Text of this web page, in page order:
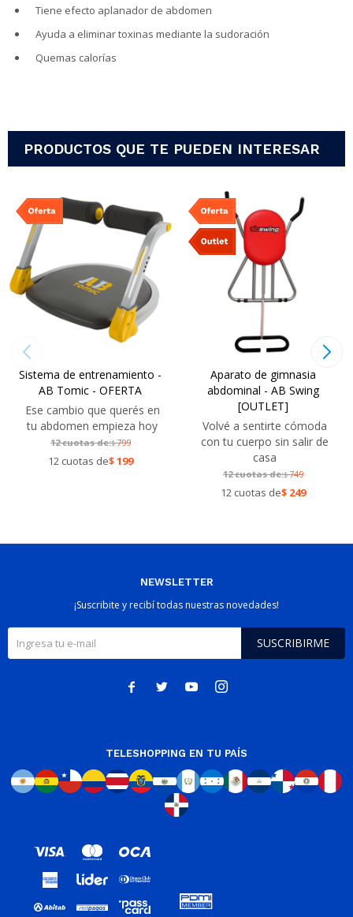
Tiene efecto aplanador de abdomen
Ayuda a eliminar toxinas mediante la sudoración
Quemas calorías
PRODUCTOS QUE TE PUEDEN INTERESAR
Sistema de entrenamiento -
AB Tomic - OFERTA
Ese cambio que querés en
tu abdomen empieza hoy
12 cuotas de:$799
12 cuotas de$199
Aparato de gimnasia
abdominal - AB Swing
[OUTLET]
Volvé a sentirte cómoda
con tu cuerpo sin salir de
casa
12 cuotas de:$749
12 cuotas de$ 249
NEWSLETTER
¡Suscribite y recibí todas nuestras novedades!
SUSCRIBIRME
   
TELESHOPPING EN TU PAÍS